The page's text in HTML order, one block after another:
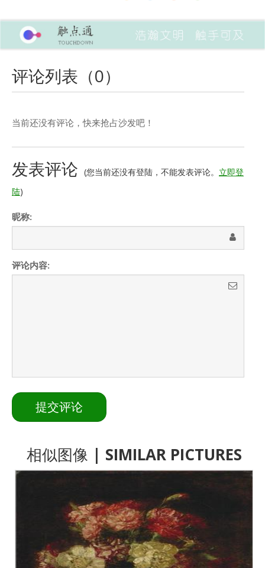
评论列表（0）
当前还没有评论，快来抢占沙发吧！
发表评论 (您当前还没有登陆，不能发表评论。 立即登
陆)
昵称:
评论内容:
相似图像 | SIMILAR PICTURES